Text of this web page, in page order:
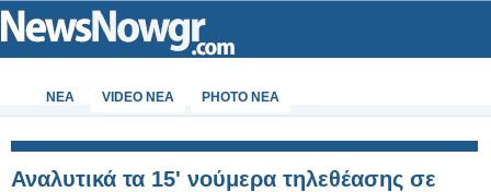
ΝΕΑ VIDEO NEA PHOTO NEA
Αναλυτικά τα 15' νούμερα τηλεθέασης σε